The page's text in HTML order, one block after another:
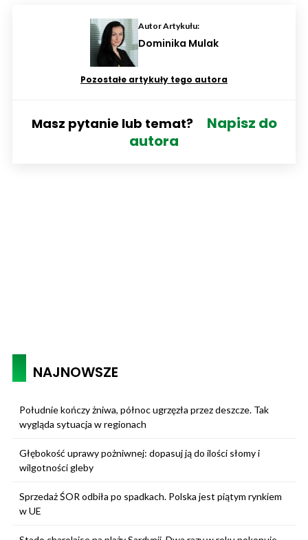
Autor Artykułu:
Dominika Mulak
Pozostałe artykuły tego autora
Masz pytanie lub temat?
Napisz do
autora
NAJNOWSZE
Południe kończy żniwa, północ ugrzęzła przez deszcze. Tak
wygląda sytuacja w regionach
Głębokość uprawy pożniwnej: dopasuj ją do ilości słomy i
wilgotności gleby
Sprzedaż ŚOR odbiła po spadkach. Polska jest piątym rynkiem
w UE